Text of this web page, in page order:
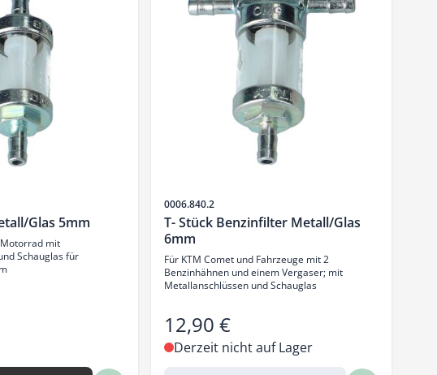
Glas 5mm
mit
Schauglas für
Artikelnr.
0006.840.2
T- Stück Benzinfilter Metall/Glas
6mm
Für KTM Comet und Fahrzeuge mit 2
Benzinhähnen und einem Vergaser; mit
Metallanschlüssen und Schauglas
12,90 €
Derzeit nicht auf Lager